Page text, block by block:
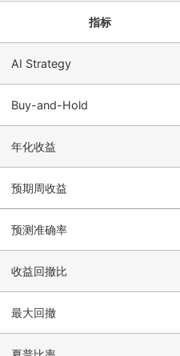
指标
AI Strategy
Buy-and-Hold
年化收益
预期周收益
预测准确率
收益回撤比
最大回撤